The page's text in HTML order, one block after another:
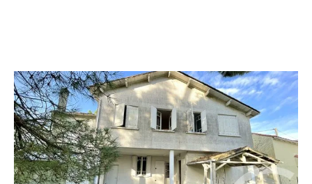
ROYAN 17
139,63 m2, 11 pièces
Ref : 8297
Maison à vendre
299 000 €